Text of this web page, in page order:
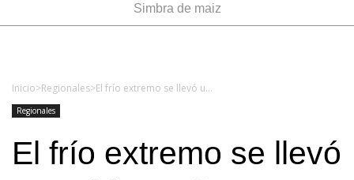
simbra de maiz
Inicio>Regionales> El frío extremo se llevó una vida en Santa Cruz: hallaron muerto al sobrino de un exgobernador que llevaba 3 días desaparecido
Regionales
El frío extremo se llevó